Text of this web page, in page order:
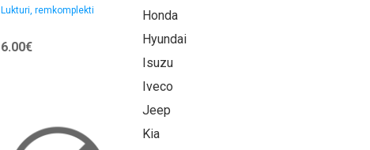
remkomplekts luktura
Lukturi, remkomplekti
6.00€
Honda
Hyundai
Isuzu
Iveco
Jeep
Kia